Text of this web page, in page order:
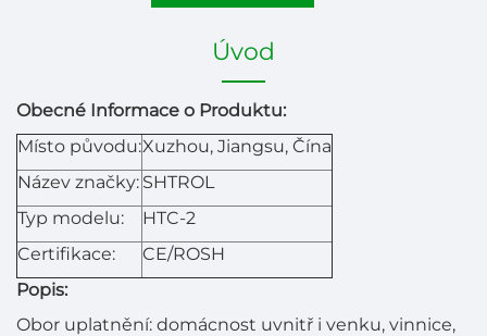
Úvod
Obecné Informace o Produktu:
Místo původu:Xuzhou, Jiangsu, Čína
Název značky: SHTROL
Typ modelu:
HTC-2
Certifikace:
CE/ROSH
Popis:
Obor uplatnění: domácnost uvnitř i venku, vinnice,